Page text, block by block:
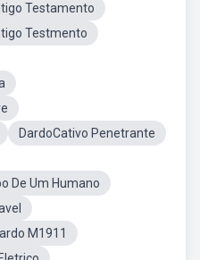
Testamento
Testmento
DardoCativo Penetrante
De Um Humano
M1911